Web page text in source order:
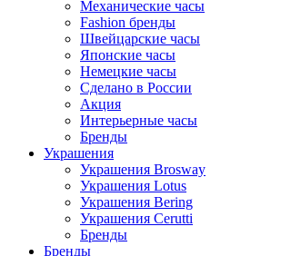
Механические часы
Fashion бренды
Швейцарские часы
Японские часы
Немецкие часы
Сделано в России
Акция
Интерьерные часы
Бренды
Украшения
Украшения Brosway
Украшения Lotus
Украшения Bering
Украшения Cerutti
Бренды
Бренды